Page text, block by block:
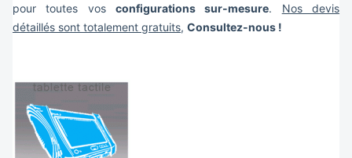
pour toutes vos configurations sur-mesure. Nos devis
détaillés sont totalement gratuits, Consultez-nous !